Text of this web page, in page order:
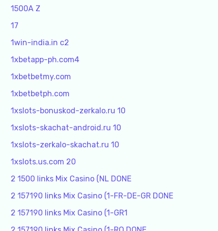
1500A Z
17
1win-india.in c2
1xbetapp-ph.com4
1xbetbetmy.com
1xbetbetph.com
1xslots-bonuskod-zerkalo.ru 10
1xslots-skachat-android.ru 10
1xslots-zerkalo-skachat.ru 10
1xslots.us.com 20
2 1500 links Mix Casino (NL DONE
2 157190 links Mix Casino (1-FR-DE-GR DONE
2 157190 links Mix Casino (1-GR1